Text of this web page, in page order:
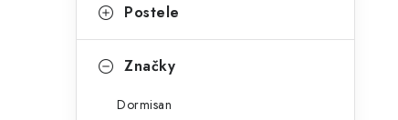
Postele
Značky
Dormisan